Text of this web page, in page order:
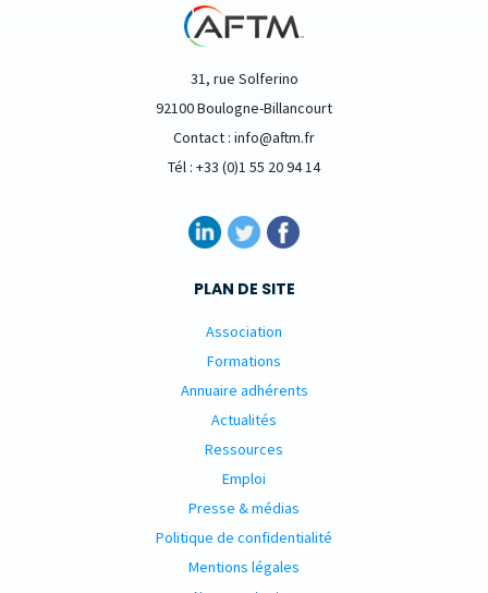
31, rue Solferino
92100 Boulogne-Billancourt
Contact : info@aftm.fr
Tél : +33 (0)1 55 20 94 14
PLAN DE SITE
Association
Formations
Annuaire adhérents
Actualités
Ressources
Emploi
Presse & médias
Politique de confidentialité
Mentions légales